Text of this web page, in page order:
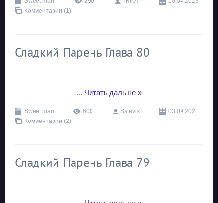
Комментарии (1)
Сладкий Парень Глава 80
... Читать дальше »
Sweet man 600 Satevis
03.09.2021
Комментарии (2)
Сладкий Парень Глава 79